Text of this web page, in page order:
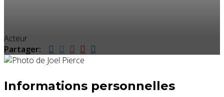
Acteur
Partager:
Informations personnelles